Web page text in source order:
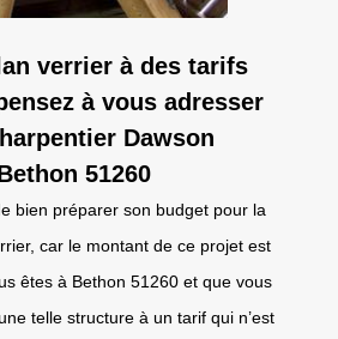
verrier à des tarifs
à vous adresser
Dawson
51260
bien préparer son budget pour la
car le montant de ce projet est
êtes à Bethon 51260 et que vous
telle structure à un tarif qui n’est